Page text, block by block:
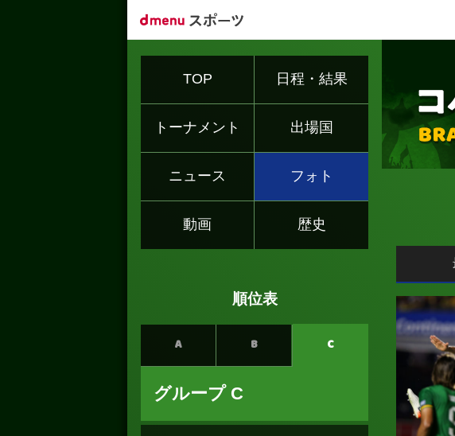
TOP 日程・結果
トーナメント 出場国
ニュース フォト
動画 歴史
順位表
A B C
グループ C